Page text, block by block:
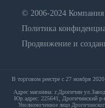
© 2006-2024
Политика
Продвижение и
В торговом реестре с 27 ноября
Адрес магазина: г.Дрогичин
Юр.адрес: 225641, Дрогичинский
Уполномоченное лицо